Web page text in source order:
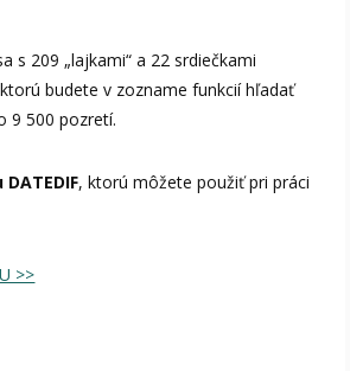
s 209 „lajkami“ a 22 srdiečkami
budete v zozname funkcií hľadať
9 500 pozretí.
, ktorú môžete použiť pri práci
>>